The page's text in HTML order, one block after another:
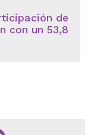
de
con un 53,8